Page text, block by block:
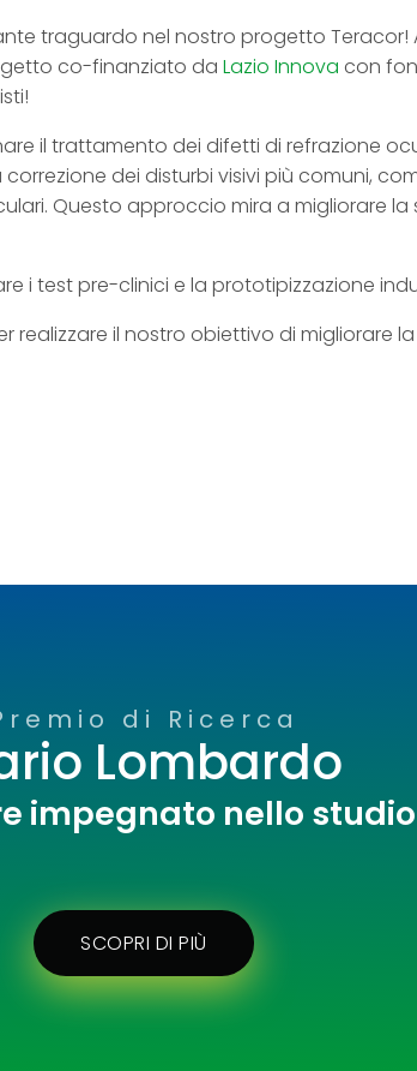
traguardo nel nostro progetto Teracor!
co-finanziato daLazio Innova con
il trattamento dei difetti di refrazione
dei disturbi visivi più comuni,
Questo approccio mira a migliorare
i test pre-clinici e la prototipizzazione
realizzare il nostro obiettivo di migliorare
di Ricerca
Lombardo
impegnato nello
SCOPRI DI PIÙ